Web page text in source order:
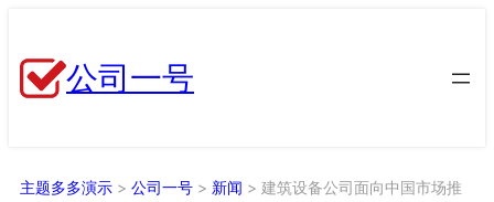
公司一号
主题多多演示 > 公司一号 > 新闻 > 建筑设备公司面向中国市场推